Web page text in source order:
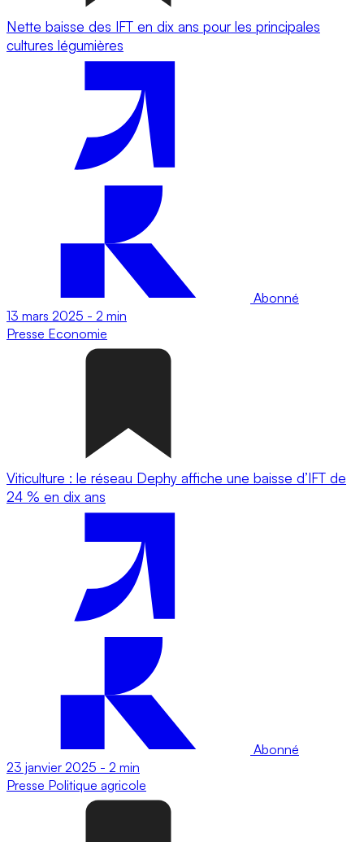
Nette baisse des IFT en dix ans pour les principales
cultures légumières
Abonné
13 mars 2025 - 2 min
Presse Economie
Viticulture : le réseau Dephy affiche une baisse d’IFT de
24 % en dix ans
Abonné
23 janvier 2025 - 2 min
Presse Politique agricole